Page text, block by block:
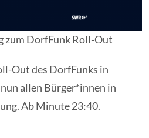
zum DorfFunk Roll-Out
Out des DorfFunks in
allen Bürger*innen in
Ab Minute 23:40.